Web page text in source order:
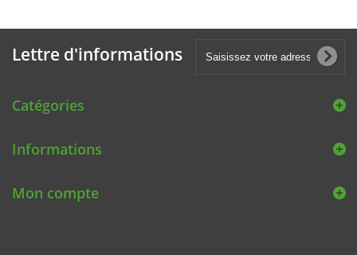
Lettre d'informations
Catégories
Informations
Mon compte